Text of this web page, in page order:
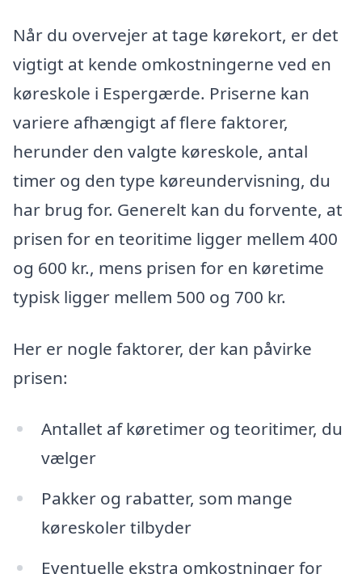
Når du overvejer at tage kørekort, er det
vigtigt at kende omkostningerne ved en
køreskole i Espergærde. Priserne kan
variere afhængigt af flere faktorer,
herunder den valgte køreskole, antal
timer og den type køreundervisning, du
har brug for. Generelt kan du forvente, at
prisen for en teoritime ligger mellem 400
og 600 kr., mens prisen for en køretime
typisk ligger mellem 500 og 700 kr.
Her er nogle faktorer, der kan påvirke
prisen:
Antallet af køretimer og teoritimer, du
vælger
Pakker og rabatter, som mange
køreskoler tilbyder
Eventuelle ekstra omkostninger for